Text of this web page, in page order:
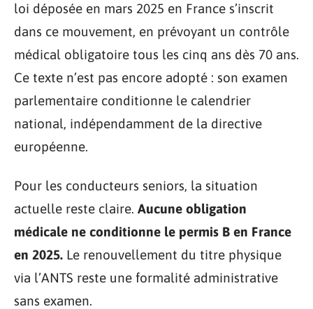
loi déposée en mars 2025 en France s’inscrit
dans ce mouvement, en prévoyant un contrôle
médical obligatoire tous les cinq ans dès 70 ans.
Ce texte n’est pas encore adopté : son examen
parlementaire conditionne le calendrier
national, indépendamment de la directive
européenne.
Pour les conducteurs seniors, la situation
actuelle reste claire. Aucune obligation
médicale ne conditionne le permis B en France
en 2025. Le renouvellement du titre physique
via l’ANTS reste une formalité administrative
sans examen.